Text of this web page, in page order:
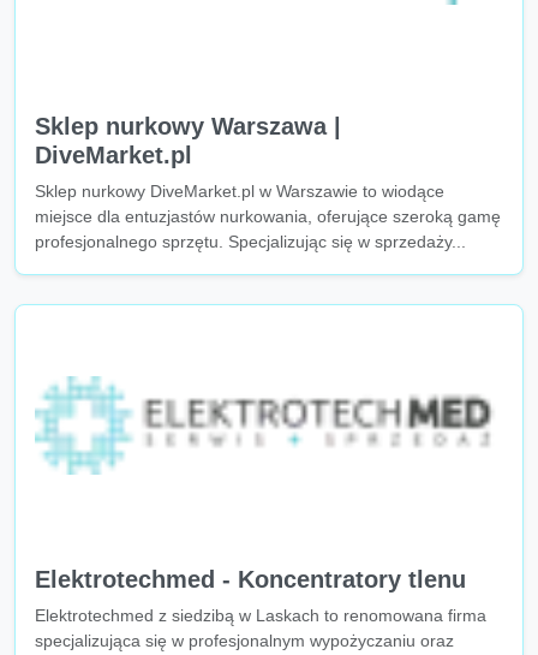
Sklep nurkowy Warszawa |
DiveMarket.pl
Sklep nurkowy DiveMarket.pl w Warszawie to wiodące
miejsce dla entuzjastów nurkowania, oferujące szeroką gamę
profesjonalnego sprzętu. Specjalizując się w sprzedaży...
Elektrotechmed - Koncentratory tlenu
Elektrotechmed z siedzibą w Laskach to renomowana firma
specjalizująca się w profesjonalnym wypożyczaniu oraz